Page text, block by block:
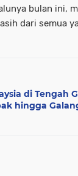
bulan ini,
dari semua
di Tengah
hingga